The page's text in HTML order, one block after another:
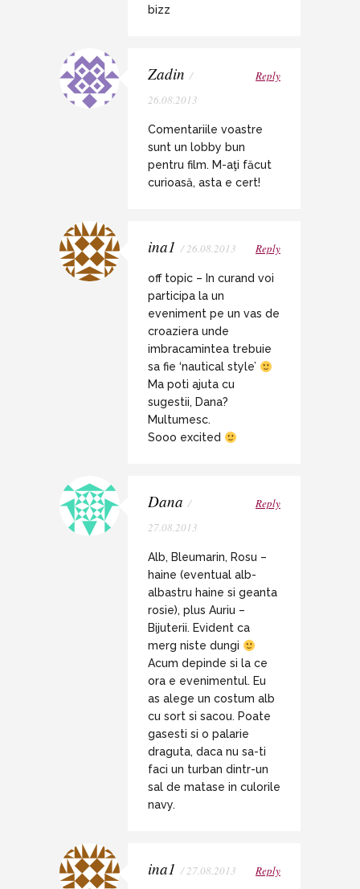
bizz
Zadin /
26.08.2013
Reply
Comentariile voastre
sunt un lobby bun
pentru film. M-aţi făcut
curioasă, asta e cert!
ina1 / 26.08.2013 Reply
off topic – In curand voi
participa la un
eveniment pe un vas de
croaziera unde
imbracamintea trebuie
sa fie ‘nautical style’
Ma poti ajuta cu
sugestii, Dana?
Multumesc.
Sooo excited
Dana /
27.08.2013
Reply
Alb, Bleumarin, Rosu –
haine (eventual alb-
albastru haine si geanta
rosie), plus Auriu –
Bijuterii. Evident ca
merg niste dungi
Acum depinde si la ce
ora e evenimentul. Eu
as alege un costum alb
cu sort si sacou. Poate
gasesti si o palarie
draguta, daca nu sa-ti
faci un turban dintr-un
sal de matase in culorile
navy.
ina1 / 27.08.2013 Reply